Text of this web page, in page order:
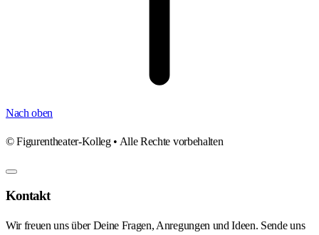
Nach oben
©Figurentheater-Kolleg • Alle Rechte vorbehalten
Kontakt
Wir freuen uns über Deine Fragen, Anregungen und Ideen. Sende uns